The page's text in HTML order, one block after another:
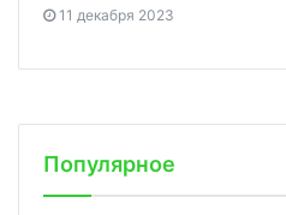
11 декабря 2023
Популярное